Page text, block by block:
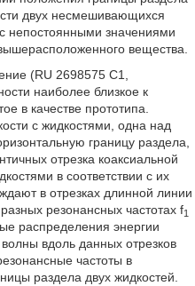
двух несмешивающихся
непостоянными значениями
вещества.
(RU 2698575 С1,
наиболее близкое к
в качестве прототипа.
с жидкостями, одна над
границу раздела,
отрезка коаксиальной
в соответствии с их
в отрезках длинной линии
резонансных частотах f1
распределения энергии
вдоль данных отрезков
частоты в
раздела двух жидкостей.